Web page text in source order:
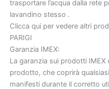
trasportare l’acqua dalla rete
lavandino stesso .
Clicca qui per vedere altri
PARIGI
Garanzia IMEX:
La garanzia sui prodotti IMEX
prodotto, che coprirà
manifesti durante il corretto